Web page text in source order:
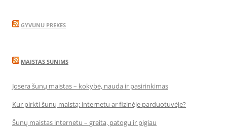
GYVUNU PREKES
MAISTAS SUNIMS
Josera šunų maistas – kokybė, nauda ir pasirinkimas
Kur pirkti šunų maistą: internetu ar fizinėje parduotuvėje?
Šunų maistas internetu – greita, patogu ir pigiau